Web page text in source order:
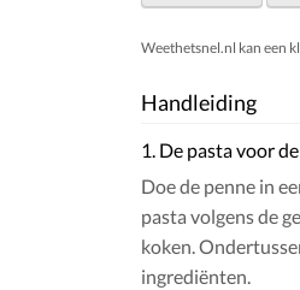
Weethetsnel.nl kan een
Handleiding
1. De pasta voor
Doe de penne in
pasta volgens de
koken.
ingrediënten.